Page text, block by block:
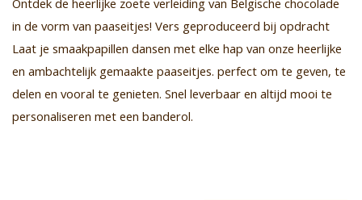
Ontdek de heerlijke zoete verleiding van Belgische chocolade
in de vorm van paaseitjes! Vers geproduceerd bij opdracht
Laat je smaakpapillen dansen met elke hap van onze heerlijke
en ambachtelijk gemaakte paaseitjes. perfect om te geven, te
delen en vooral te genieten. Snel leverbaar en altijd mooi te
personaliseren met een banderol.